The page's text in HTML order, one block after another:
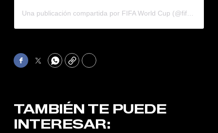
FacebookTwitterWhatsApp
Copy Print
TAMBIÉN TE PUEDE
INTERESAR: